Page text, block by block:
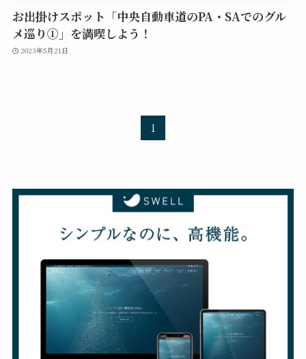
お出掛けスポット「中央自動車道のPA・SAでのグル
メ巡り①」を満喫しよう！
2023年5月21日
1